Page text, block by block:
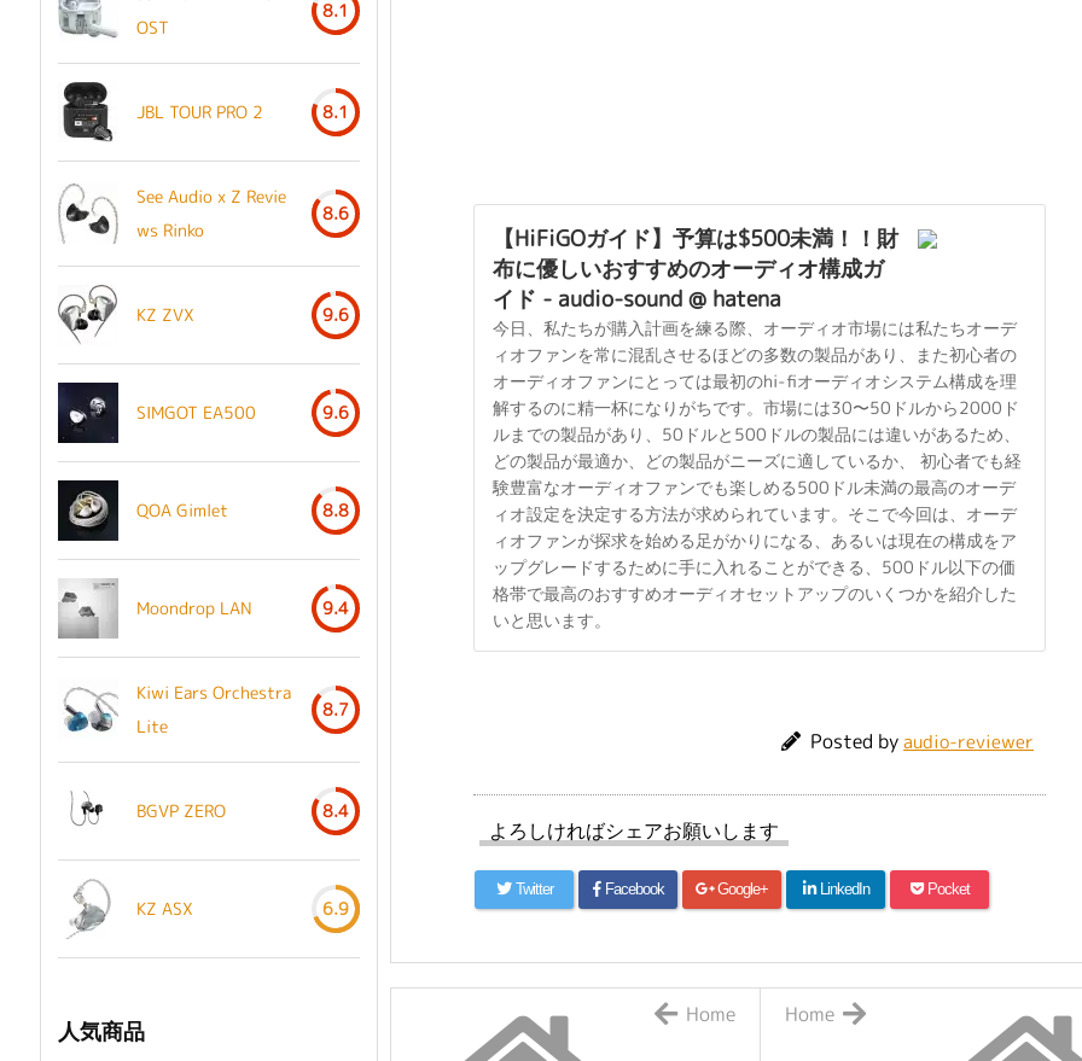
【HiFiGOガイド】予算は$500未満！！財
布に優しいおすすめのオーディオ構成ガ
イド - audio-sound @ hatena
今日、私たちが購入計画を練る際、オーディオ市場には私たちオーデ
ィオファンを常に混乱させるほどの多数の製品があり、また初心者の
オーディオファンにとっては最初のhi-fiオーディオシステム構成を理
解するのに精一杯になりがちです。市場には30〜50ドルから2000ド
ルまでの製品があり、50ドルと500ドルの製品には違いがあるため、
どの製品が最適か、どの製品がニーズに適しているか、 初心者でも経
験豊富なオーディオファンでも楽しめる500ドル未満の最高のオーデ
ィオ設定を決定する方法が求められています。そこで今回は、オーデ
ィオファンが探求を始める足がかりになる、あるいは現在の構成をア
ップグレードするために手に入れることができる、500ドル以下の価
格帯で最高のおすすめオーディオセットアップのいくつかを紹介した
いと思います。
Posted byaudio-reviewer
よろしければシェアお願いします
Twitter Facebook Google+ LinkedIn Pocket
Home
Home
OST
8.1
JBL TOUR PRO 2 8.1
See Audio x Z Revie
ws Rinko
8.6
KZ ZVX 9.6
SIMGOT EA500 9.6
QOA Gimlet 8.8
Moondrop LAN 9.4
Kiwi Ears Orchestra
Lite
8.7
BGVP ZERO 8.4
KZ ASX 6.9
人気商品